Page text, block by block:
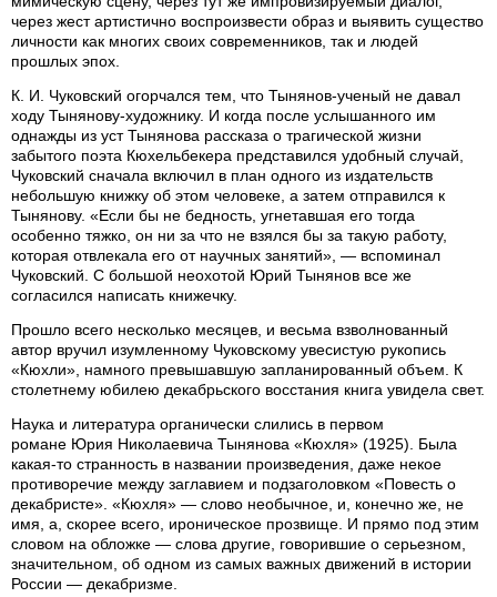
через жест артистично воспроизвести образ и выявить существо
личности как многих своих современников, так и людей
прошлых эпох.
К. И. Чуковский огорчался тем, что Тынянов-ученый не давал
ходу Тынянову-художнику. И когда после услышанного им
однажды из уст Тынянова рассказа о трагической жизни
забытого поэта Кюхельбекера представился удобный случай,
Чуковский сначала включил в план одного из издательств
небольшую книжку об этом человеке, а затем отправился к
Тынянову. «Если бы не бедность, угнетавшая его тогда
особенно тяжко, он ни за что не взялся бы за такую работу,
которая отвлекала его от научных занятий», — вспоминал
Чуковский. С большой неохотой Юрий Тынянов все же
согласился написать книжечку.
Прошло всего несколько месяцев, и весьма взволнованный
автор вручил изумленному Чуковскому увесистую рукопись
«Кюхли», намного превышавшую запланированный объем. К
столетнему юбилею декабрьского восстания книга увидела свет.
Наука и литература органически слились в первом
романе Юрия Николаевича Тынянова «Кюхля» (1925). Была
какая-то странность в названии произведения, даже некое
противоречие между заглавием и подзаголовком «Повесть о
декабристе». «Кюхля» — слово необычное, и, конечно же, не
имя, а, скорее всего, ироническое прозвище. И прямо под этим
словом на обложке — слова другие, говорившие о серьезном,
значительном, об одном из самых важных движений в истории
России — декабризме.